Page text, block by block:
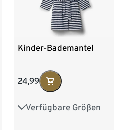
Kinder-Bademantel
24,99
Verfügbare Größen
122/128 134/140